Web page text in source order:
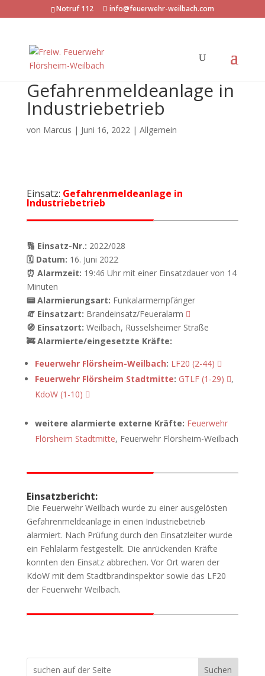
Notruf 112 info@feuerwehr-weilbach.com
Gefahrenmeldeanlage in
Industriebetrieb
von Marcus | Juni 16, 2022| Allgemein
Einsatz: Gefahrenmeldeanlage in
Industriebetrieb
🔢 Einsatz-Nr.: 2022/028
🗓 Datum: 16. Juni 2022
⏰ Alarmzeit: 19:46 Uhr mit einer Einsatzdauer von 14
Minuten
📟 Alarmierungsart: Funkalarmempfänger
🧯 Einsatzart: Brandeinsatz/Feueralarm
🧭 Einsatzort: Weilbach, Rüsselsheimer Straße
🚒 Alarmierte/eingesetzte Kräfte:
Feuerwehr Flörsheim-Weilbach: LF20 (2-44)
Feuerwehr Flörsheim Stadtmitte: GTLF (1-29)
,
KdoW (1-10)
weitere alarmierte externe Kräfte: Feuerwehr
Flörsheim Stadtmitte, Feuerwehr Flörsheim-Weilbach
Einsatzbericht:
Die Feuerwehr Weilbach wurde zu einer ausgelösten
Gefahrenmeldeanlage in einen Industriebetrieb
alarmiert. Nach Prüfung durch den Einsatzleiter wurde
ein Fehlalarm festgestellt. Die anrückenden Kräfte
konnten den Einsatz abbrechen. Vor Ort waren der
KdoW mit dem Stadtbrandinspektor sowie das LF20
der Feuerwehr Weilbach.
Suchen